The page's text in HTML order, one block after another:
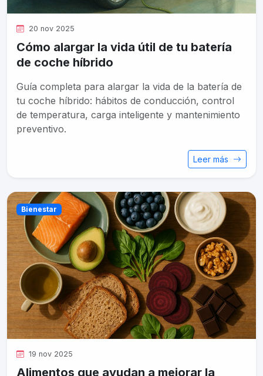
20 nov 2025
Cómo alargar la vida útil de tu batería
de coche híbrido
Guía completa para alargar la vida de la batería de
tu coche híbrido: hábitos de conducción, control
de temperatura, carga inteligente y mantenimiento
preventivo.
Leer más
Bienestar
19 nov 2025
Alimentos que ayudan a mejorar la